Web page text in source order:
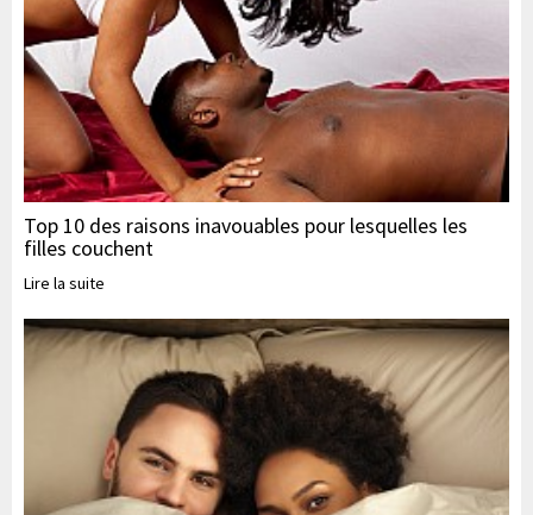
Top 10 des raisons inavouables pour lesquelles les
filles couchent
Lire la suite